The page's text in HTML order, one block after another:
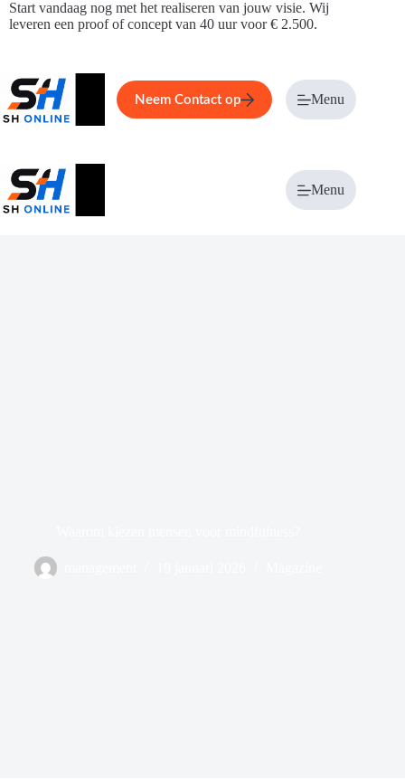
Ga
naar
Start vandaag nog met het realiseren van jouw visie. Wij
leveren een proof of concept van 40 uur voor € 2.500.
Home Service Over ons
Neem Contact op Menu
Menu